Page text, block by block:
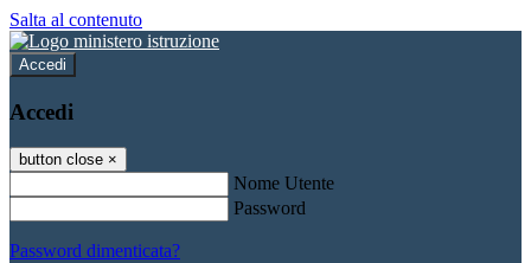
Salta al contenuto
Accedi
Accedi
button close ×
Nome Utente
Password
Password dimenticata?